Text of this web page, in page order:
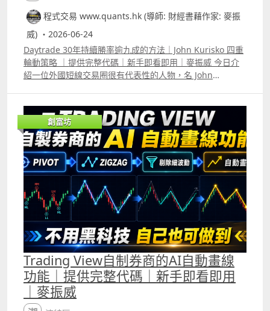
接的方法是用Kalman價格取代原本公式中的close。例如這
個Kalman RSI便會比普通的RSI更有效判斷市況變化。普通
的RSI升至50以上代表趨勢轉強，相反，若跌至50以下代表
趨勢轉弱，但很多時候在一個明顯趨勢中，RSI仍會在50附
近反覆上落，這讓使用者更難判斷趨勢。 此外，普通的RSI
升至70以上代表升勢十分之強，若跌至30以下代表跌勢十分
之強，但很多時候普通的RSI升至70或跌至30後又會很快逆
轉，這會讓使用者誤判走勢即將逆轉，但Kalman RSI 只要
真正升至70或跌至30便會維持較長時間，讓使用者知道目前
處於強勁的升浪或跌浪中。而且Kalman RSI與普通RSI升至
70或跌至30的時間往往會不同，因為Kalman Filter的核心
原理就是「預測、比較、修正」，這令Kalman RSI比普通
RSI更準確。
程式交易 www.quants.hk (導師: 財經書藉作家: 麥振
威) ・2026-06-24
Daytrade 30年持續勝率逾九成的方法｜John Kurisko 四重
輪動策略 ｜提供完整代碼｜新手即看即用｜麥振威 今日介
紹一位外國短線交易圈很有代表性的人物，名 John
勝率持續超過九成。 他強調自己每晚就只會等這個策略的入
市訊號出現，每日平均能獲利約1000蚊美金。 我們用
Trading View根據他公開的部份將策略寫出來，backtest結
果雖與他本人所指的有分別。但再用我們的AI agent 優化，
確實勝率可以超過九成。
創富坊
Trading View自制券商的AI自動畫線
功能｜提供完整代碼｜新手即看即用
｜麥振威